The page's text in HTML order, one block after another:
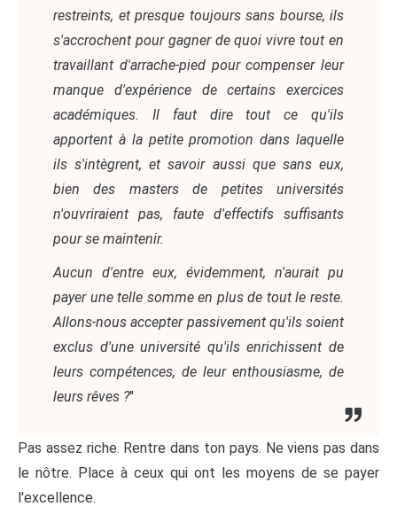
restreints, et presque toujours sans bourse, ils
s'accrochent pour gagner de quoi vivre tout en
travaillant d'arrache-pied pour compenser leur
manque d'expérience de certains exercices
académiques. Il faut dire tout ce qu'ils
apportent à la petite promotion dans laquelle
ils s'intègrent, et savoir aussi que sans eux,
bien des masters de petites universités
n'ouvriraient pas, faute d'effectifs suffisants
pour se maintenir.
Aucun d'entre eux, évidemment, n'aurait pu
payer une telle somme en plus de tout le reste.
Allons-nous accepter passivement qu'ils soient
exclus d'une université qu'ils enrichissent de
leurs compétences, de leur enthousiasme, de
leurs rêves ?"
Pas assez riche. Rentre dans ton pays. Ne viens pas dans
le nôtre. Place à ceux qui ont les moyens de se payer
l'excellence.